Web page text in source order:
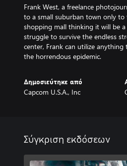
Frank West, a freelance
to a small suburban town only to
shopping mall thinking it will be
struggle to survive the endless
center, Frank can utilize
the horrendous epidemic.
Δημοσιεύτηκε από
Capcom U.S.A., Inc
Σύγκριση εκδόσεων